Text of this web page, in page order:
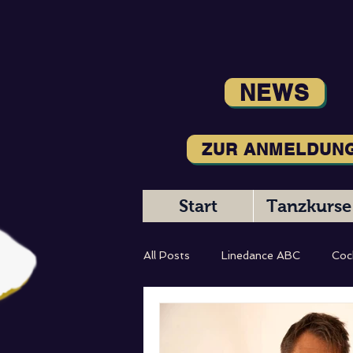
NEWS
ZUR
All Posts Linedance ABC
Start Tanzkurse